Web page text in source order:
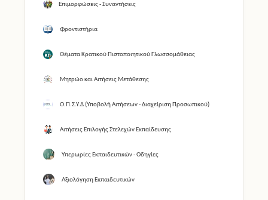
Επιμορφώσεις - Συναντήσεις
Φροντιστήρια
Θέματα Κρατικού Πιστοποιητικού Γλωσσομάθειας
Μητρώο και Αιτήσεις Μετάθεσης
Ο.Π.Σ.Υ.Δ (Υποβολή Αιτήσεων - Διαχείριση Προσωπικού)
Αιτήσεις Επιλογής Στελεχών Εκπαίδευσης
Υπερωρίες Εκπαιδευτικών - Οδηγίες
Αξιολόγηση Εκπαιδευτικών